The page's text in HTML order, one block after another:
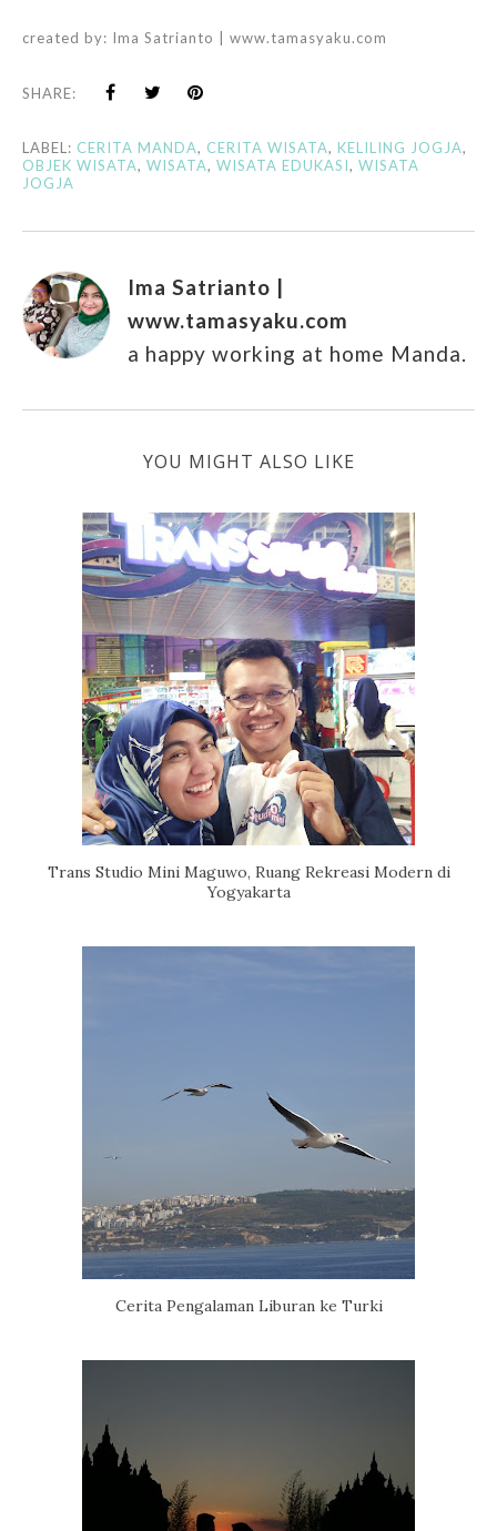
created by: Ima Satrianto | www.tamasyaku.com
SHARE:
LABEL: CERITA MANDA, CERITA WISATA, KELILING JOGJA,
OBJEK WISATA, WISATA, WISATA EDUKASI, WISATA
JOGJA
Ima Satrianto |
www.tamasyaku.com
a happy working at home Manda.
YOU MIGHT ALSO LIKE
Trans Studio Mini Maguwo, Ruang Rekreasi Modern di
Yogyakarta
Cerita Pengalaman Liburan ke Turki